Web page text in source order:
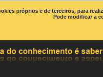
próprios e de terceiros, para
Pode modificar a